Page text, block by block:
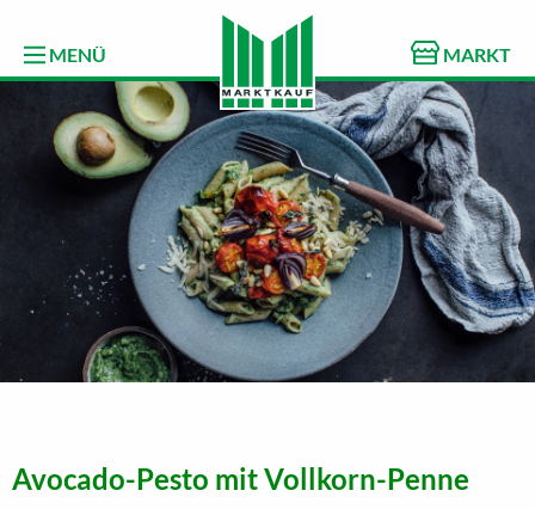
MENÜ MARKT
Avocado-Pesto mit Vollkorn-Penne